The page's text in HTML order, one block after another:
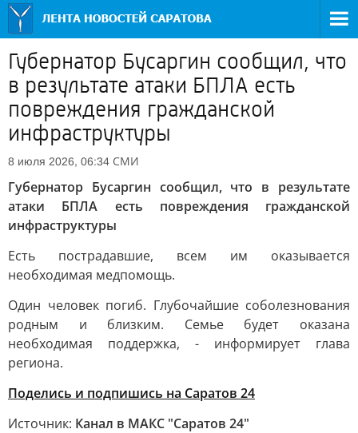
Губернатор Бусаргин сообщил, что
в результате атаки БПЛА есть
повреждения гражданской
инфраструктуры
8 июля 2026, 06:34 СМИ
Губернатор Бусаргин сообщил, что в результате
атаки БПЛА есть повреждения гражданской
инфраструктуры
Есть пострадавшие, всем им оказывается
необходимая медпомощь.
Один человек погиб. Глубочайшие соболезнования
родным и близким. Семье будет оказана
необходимая поддержка, - информирует глава
региона.
Поделись и подпишись на Саратов 24
Источник: Канал в МАКС "Саратов 24"